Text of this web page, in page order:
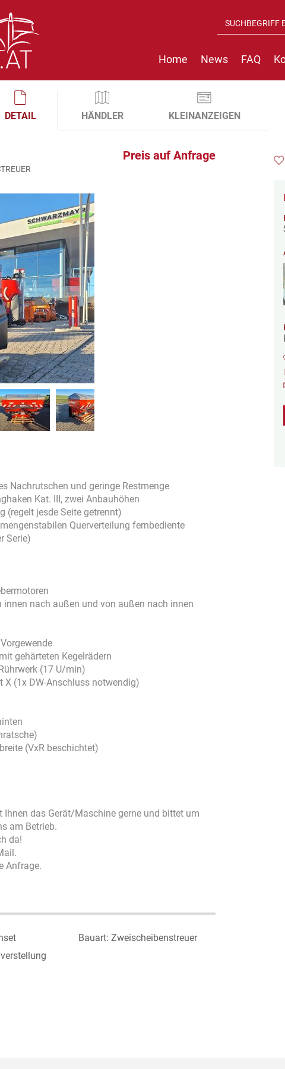
Home News FAQ
DETAIL HÄNDLER KLEINANZEIGEN
Preis auf Anfrage
Nachrutschen und geringe Restmenge
Kat. III, zwei Anbauhöhen
(regelt jesde Seite getrennt)
Querverteilung fernbediente
Serie)
nach außen und von außen nach innen
gehärteten Kegelrädern
(17 U/min)
X (1x DW-Anschluss notwendig)
(VxR beschichtet)
das Gerät/Maschine gerne und bittet um
am Betrieb.
da!
Anfrage.
Bauart: Zweischeibenstreuer